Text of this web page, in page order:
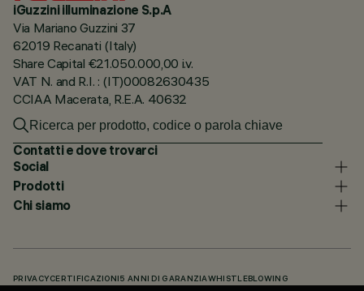
iGuzzini illuminazione S.p.A
Via Mariano Guzzini 37
62019 Recanati (Italy)
Share Capital €21.050.000,00 i.v.
VAT N. and R.I. : (IT)00082630435
CCIAA Macerata, R.E.A. 40632
Contatti e dove trovarci
Social
Prodotti
Chi siamo
PRIVACY CERTIFICAZIONI 5 ANNI DI GARANZIAWHISTLEBLOWING